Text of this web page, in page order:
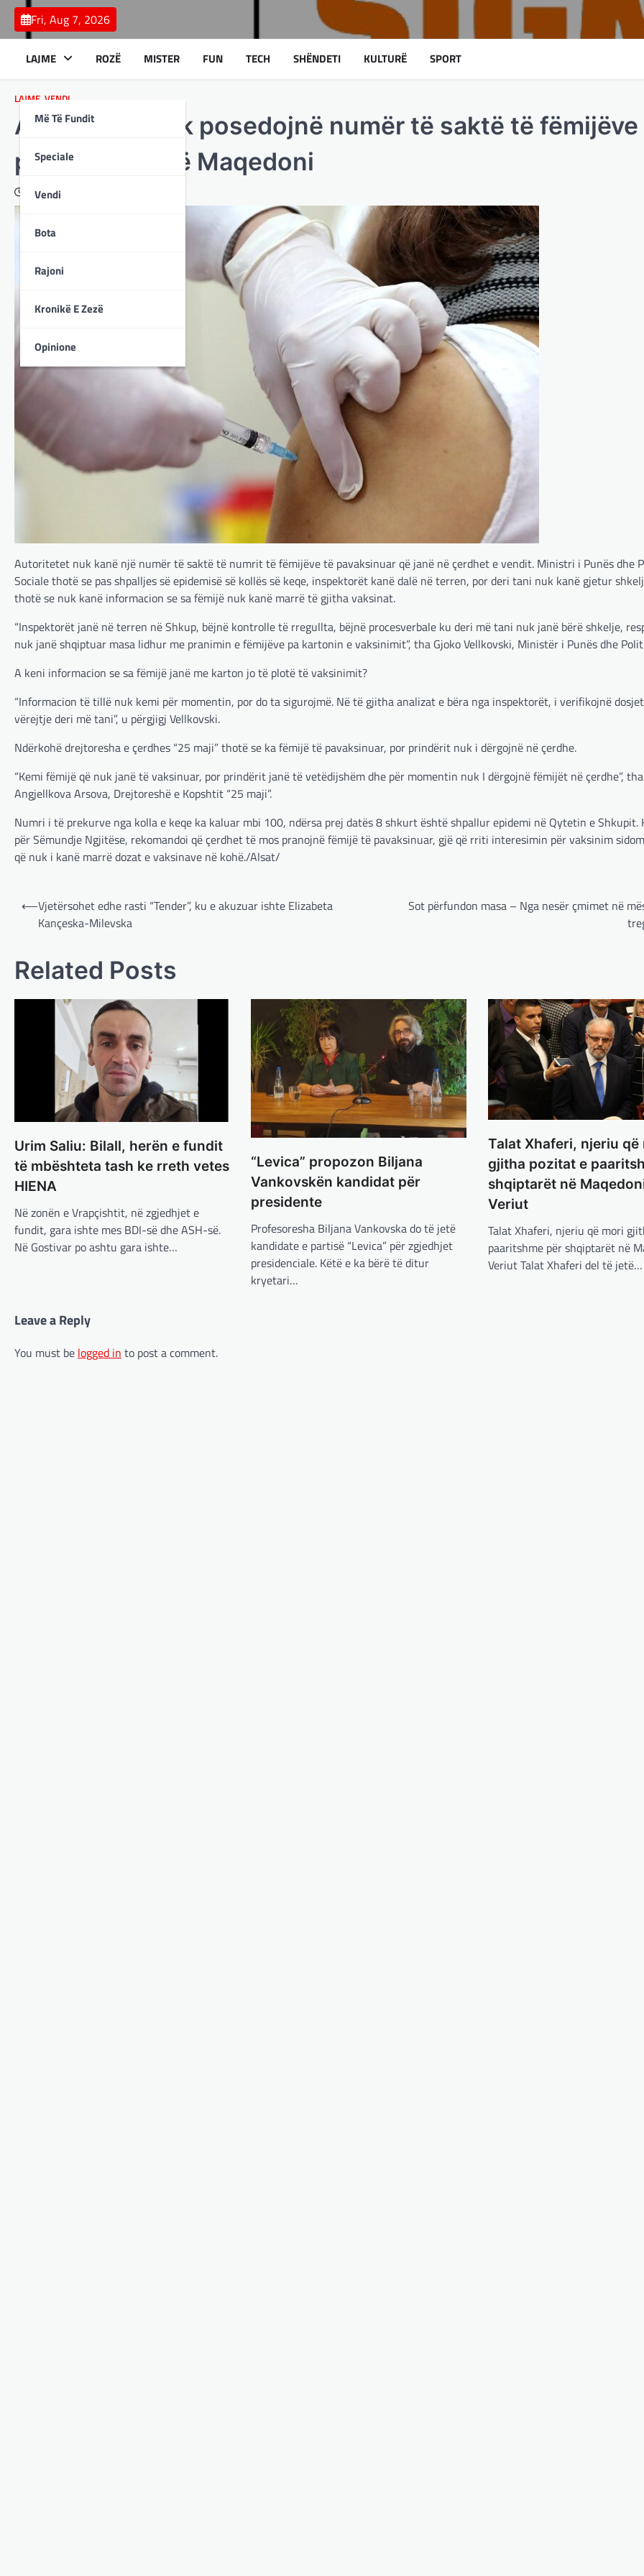
Skip
content
Fri, Aug 7, 2026
LAJME
Më Të Fundit
Speciale
Vendi
Bota
Rajoni
Kronikë E Zezë
Opinione
ROZË MISTER FUN TECH SHËNDETI KULTURË SPORT
LAJME VENDI
Autoritetet nuk posedojnë numër të saktë të fëmijëve
pavaksinuar në Maqedoni
February 29, 2024
Autoritetet nuk kanë një numër të saktë të numrit të fëmijëve të pavaksinuar që janë në çerdhet e vendit. Ministri i Punës dhe
Sociale thotë se pas shpalljes së epidemisë së kollës së keqe, inspektorët kanë dalë në terren, por deri tani nuk kanë gjetur
thotë se nuk kanë informacion se sa fëmijë nuk kanë marrë të gjitha vaksinat.
“Inspektorët janë në terren në Shkup, bëjnë kontrolle të rregullta, bëjnë procesverbale ku deri më tani nuk janë bërë shkelje,
nuk janë shqiptuar masa lidhur me pranimin e fëmijëve pa kartonin e vaksinimit”, tha Gjoko Vellkovski, Ministër i Punës dhe
A keni informacion se sa fëmijë janë me karton jo të plotë të vaksinimit?
“Informacion të tillë nuk kemi për momentin, por do ta sigurojmë. Në të gjitha analizat e bëra nga inspektorët, i verifikojnë
vërejtje deri më tani”, u përgjigj Vellkovski.
Ndërkohë drejtoresha e çerdhes “25 maji” thotë se ka fëmijë të pavaksinuar, por prindërit nuk i dërgojnë në çerdhe.
“Kemi fëmijë që nuk janë të vaksinuar, por prindërit janë të vetëdijshëm dhe për momentin nuk I dërgojnë fëmijët në çerdhe”,
Angjellkova Arsova, Drejtoreshë e Kopshtit “25 maji”.
Numri i të prekurve nga kolla e keqe ka kaluar mbi 100, ndërsa prej datës 8 shkurt është shpallur epidemi në Qytetin e Shkupit.
për Sëmundje Ngjitëse, rekomandoi që çerdhet të mos pranojnë fëmijë të pavaksinuar, gjë që rriti interesimin për vaksinim
që nuk i kanë marrë dozat e vaksinave në kohë./Alsat/
Post
navigation
⟵Vjetërsohet edhe rasti “Tender”, ku e akuzuar ishte Elizabeta
Kançeska-Milevska
Sot përfundon masa – Nga nesër çmimet në
Related Posts
Urim Saliu: Bilall, herën e fundit
të mbështeta tash ke rreth vetes
HIENA
Në zonën e Vrapçishtit, në zgjedhjet e
fundit, gara ishte mes BDI-së dhe ASH-së.
Në Gostivar po ashtu gara ishte…
“Levica” propozon Biljana
Vankovskën kandidat për
presidente
Profesoresha Biljana Vankovska do të jetë
kandidate e partisë “Levica” për zgjedhjet
presidenciale. Këtë e ka bërë të ditur
kryetari…
Talat Xhaferi, njeriu që
gjitha pozitat e
shqiptarët në
Veriut
Talat Xhaferi, njeriu që mori
paaritshme për shqiptarët në
Veriut Talat Xhaferi del të jetë…
Leave a Reply
You must be logged in to post a comment.